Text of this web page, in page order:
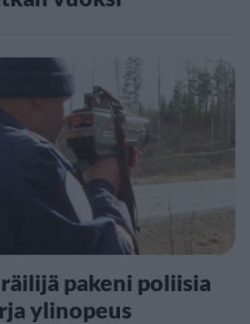
pakeni poliisia
ylinopeus